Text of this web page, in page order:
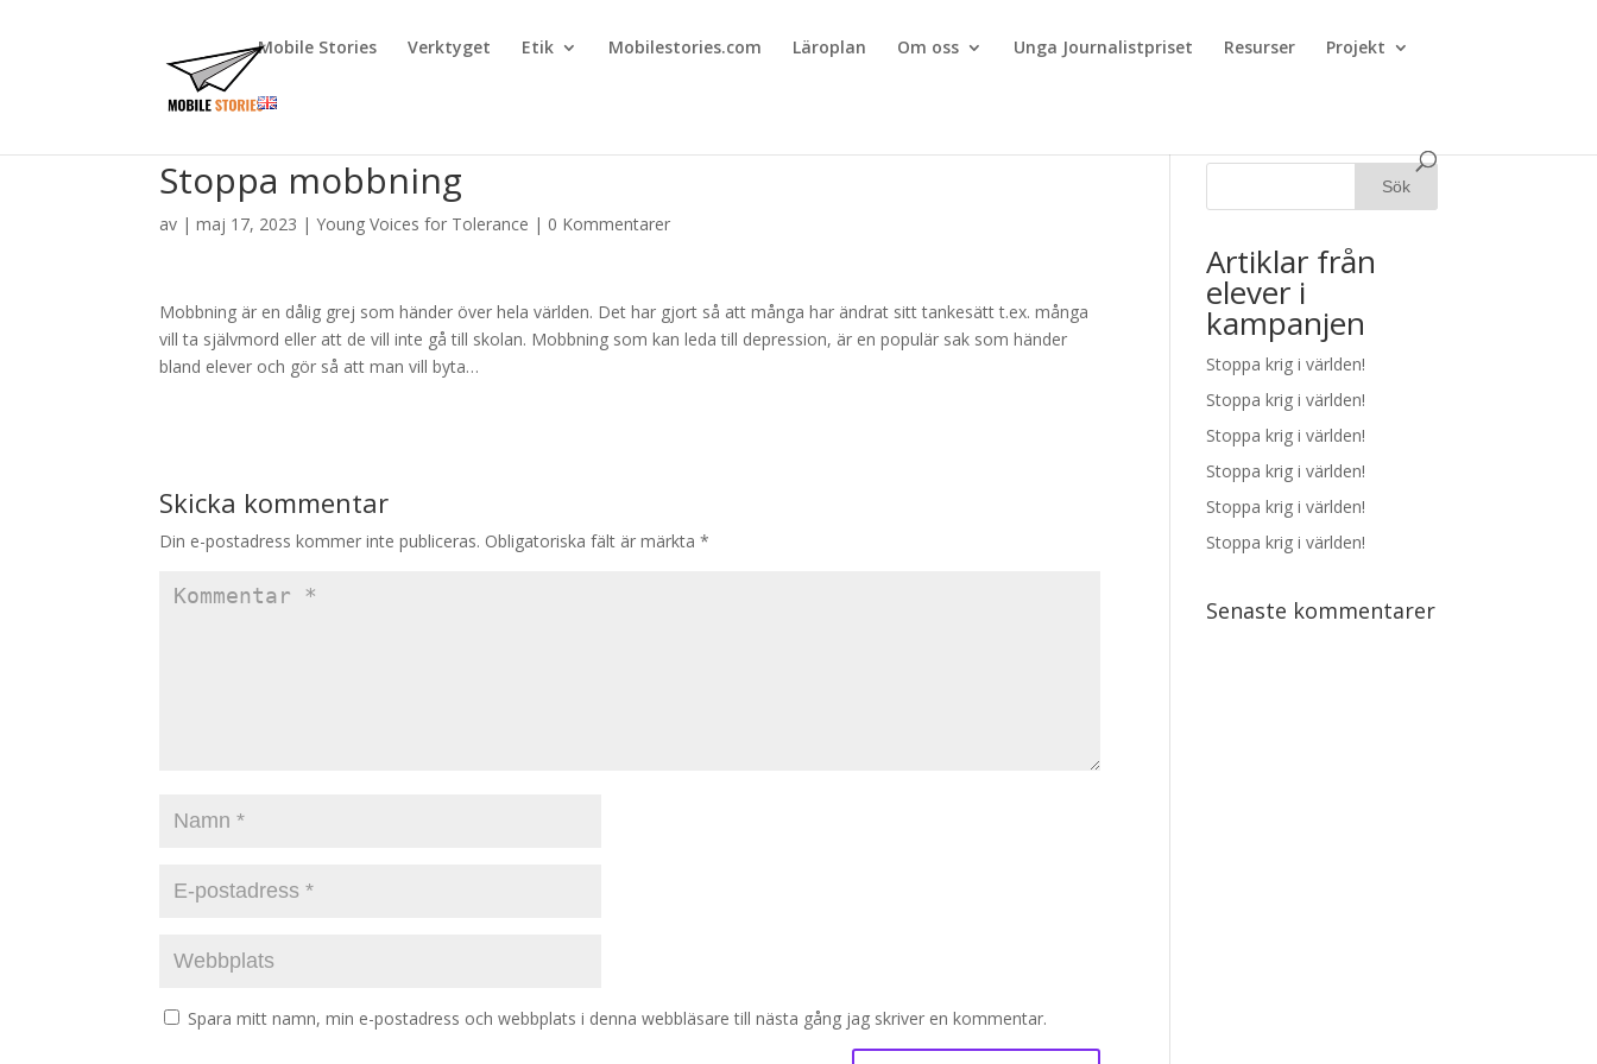
Mobile Stories Verktyget Etik Mobilestories.com Läroplan Om oss Unga Journalistpriset Resurser Projekt
Stoppa mobbning
av |maj 17, 2023 |Young Voices for Tolerance | 0 Kommentarer
Mobbning är en dålig grej som händer över hela världen. Det har gjort så att många har ändrat sitt tankesätt t.ex. många
vill ta självmord eller att de vill inte gå till skolan. Mobbning som kan leda till depression, är en populär sak som händer
bland elever och gör så att man vill byta…
Skicka kommentar
Din e-postadress kommer inte publiceras. Obligatoriska fält är märkta*
Spara mitt namn, min e-postadress och webbplats i denna webbläsare till nästa gång jag skriver en kommentar.
Artiklar från
elever i
kampanjen
Stoppa krig i världen!
Stoppa krig i världen!
Stoppa krig i världen!
Stoppa krig i världen!
Stoppa krig i världen!
Stoppa krig i världen!
Senaste kommentarer